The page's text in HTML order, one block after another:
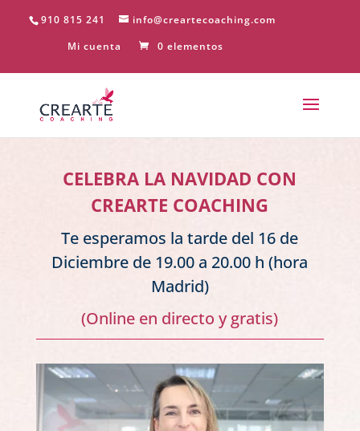
910 815 241
info@creartecoaching.com
Mi cuenta
0 elementos
CELEBRA LA NAVIDAD CON
CREARTE COACHING
Te esperamos la tarde del 16 de
Diciembre de 19.00 a 20.00 h (hora
Madrid)
(Online en directo y gratis)